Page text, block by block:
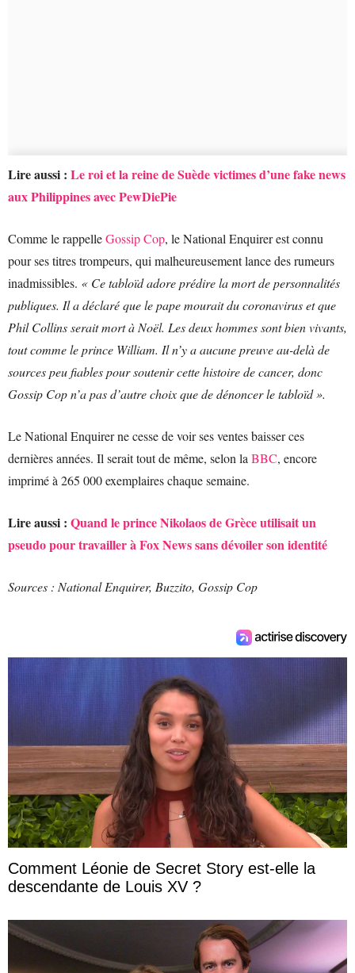
Lire aussi : Le roi et la reine de Suède victimes d’une fake news
aux Philippines avec PewDiePie
Comme le rappelleGossip Cop, le National Enquirer est connu
pour ses titres trompeurs, qui malheureusement lance des rumeurs
inadmissibles. « Ce tabloïd adore prédire la mort de personnalités
publiques. Il a déclaré que le pape mourait du coronavirus et que
Phil Collins serait mort à Noël. Les deux hommes sont bien vivants,
tout comme le prince William. Il n’y a aucune preuve au-delà de
sources peu fiables pour soutenir cette histoire de cancer, donc
Gossip Cop n’a pas d’autre choix que de dénoncer le tabloïd ».
Le National Enquirer ne cesse de voir ses ventes baisser ces
dernières années. Il serait tout de même, selon la BBC, encore
imprimé à 265 000 exemplaires chaque semaine.
Lire aussi : Quand le prince Nikolaos de Grèce utilisait un
pseudo pour travailler à Fox News sans dévoiler son identité
Sources : National Enquirer, Buzzito, Gossip Cop
Comment Léonie de Secret Story est-elle la
descendante de Louis XV ?